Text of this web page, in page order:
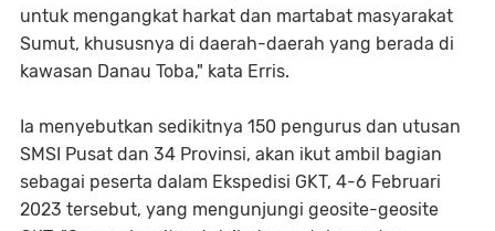
untuk mengangkat harkat dan martabat masyarakat
Sumut, khususnya di daerah-daerah yang berada di
kawasan Danau Toba," kata Erris.
Ia menyebutkan sedikitnya 150 pengurus dan utusan
SMSI Pusat dan 34 Provinsi, akan ikut ambil bagian
sebagai peserta dalam Ekspedisi GKT, 4-6 Februari
2023 tersebut, yang mengunjungi geosite-geosite